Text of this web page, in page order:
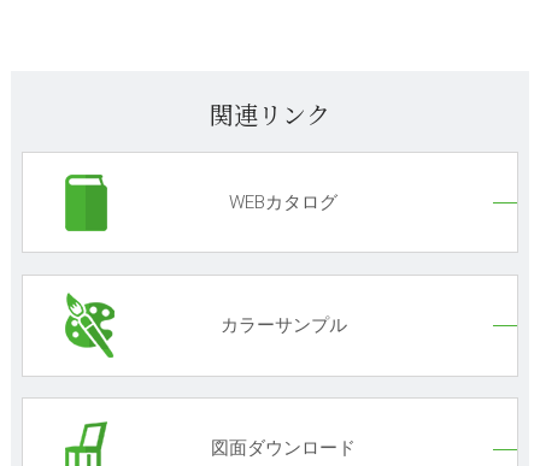
関連リンク
WEBカタログ
カラーサンプル
図面ダウンロード